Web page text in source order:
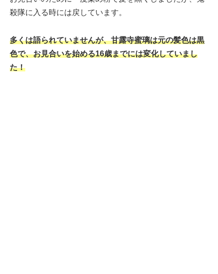
殺隊に入る時には戻しています。
多くは語られていませんが、甘露寺蜜璃は元の髪色は黒
色で、お見合いを始める16歳までには変化していまし
た！